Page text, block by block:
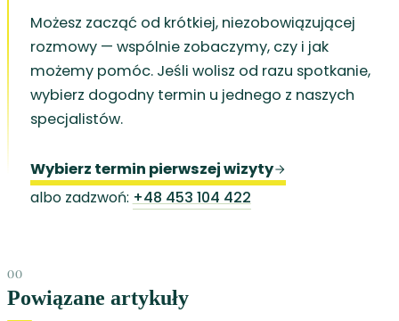
Możesz zacząć od krótkiej, niezobowiązującej
rozmowy — wspólnie zobaczymy, czy i jak
możemy pomóc. Jeśli wolisz od razu spotkanie,
wybierz dogodny termin u jednego z naszych
specjalistów.
Wybierz termin pierwszej wizyty
albo zadzwoń: +48 453 104 422
Powiązane artykuły